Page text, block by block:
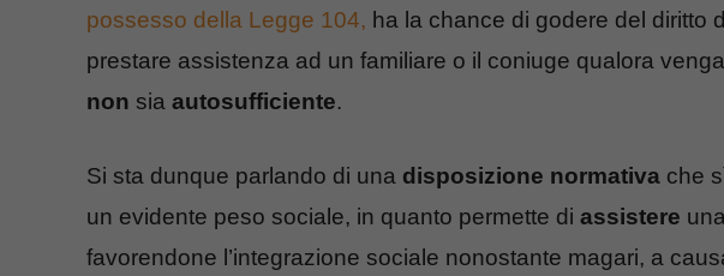
possesso della Legge 104, ha la chance di godere del diritto
prestare assistenza ad un familiare o il coniuge qualora
non sia autosufficiente.
Si sta dunque parlando di una disposizione normativa che
un evidente peso sociale, in quanto permette di assistere
favorendone l’integrazione sociale nonostante magari, a